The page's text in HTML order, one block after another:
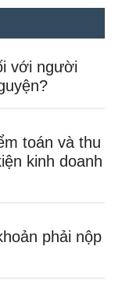
với người
toán và thu
kinh doanh
phải nộp